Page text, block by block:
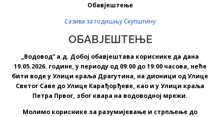
Обавјештење
Сазива за годишњу Скупштину
ОБАВЈЕШТЕЊЕ
„Водовод“ а.д. Добој обавјештава кориснике да дана
19.05.2026. године, у периоду од 09:00 до 19:00 часова, неће
бити воде у Улици краља Драгутина, на дионици од Улице
Светог Саве до Улице Карађорђеве, као и у Улици краља
Петра Првог, због квара на водоводној мрежи.
Молимо кориснике за разумијевање и стрпљење до